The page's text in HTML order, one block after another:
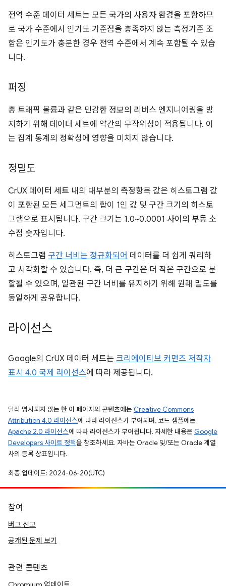
전역 수준 데이터 세트는 모든 국가의 사용자 환경을 포함하므
로 국가 수준에서 인기도 기준점을 충족하지 않는 측정기준 조
합은 인기도가 충분한 경우 전역 수준에서 계속 포함될 수 있습
니다.
퍼징
총 트래픽 볼륨과 같은 민감한 정보의 리버스 엔지니어링을 방
지하기 위해 데이터 세트에 약간의 무작위성이 적용됩니다. 이
는 집계 통계의 정확성에 영향을 미치지 않습니다.
정밀도
CrUX 데이터 세트 내의 대부분의 측정항목 값은 히스토그램 값
이 포함된 모든 세그먼트의 합이 1인 값 및 구간 크기의 히스토
그램으로 표시됩니다. 구간 크기는 1.0~0.0001 사이의 부동 소
수점 숫자입니다.
히스토그램 구간 너비는 정규화되어 데이터를 더 쉽게 쿼리하
고 시각화할 수 있습니다. 즉, 더 큰 구간은 더 작은 구간으로 분
할될 수 있으며, 일관된 구간 너비를 유지하기 위해 원래 밀도를
동일하게 공유합니다.
라이선스
Google의 CrUX 데이터 세트는 크리에이티브 커먼즈 저작자
표시 4.0 국제 라이선스에 따라 제공됩니다.
달리 명시되지 않는 한 이 페이지의 콘텐츠에는 Creative Commons
Attribution 4.0 라이선스에 따라 라이선스가 부여되며, 코드 샘플에는
Apache 2.0 라이선스에 따라 라이선스가 부여됩니다. 자세한 내용은 Google
Developers 사이트 정책을 참조하세요. 자바는 Oracle 및/또는 Oracle 계열
사의 등록 상표입니다.
최종 업데이트: 2024-06-20(UTC)
참여
버그 신고
공개된 문제 보기
관련 콘텐츠